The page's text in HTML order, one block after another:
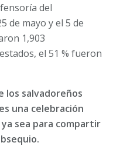
del
de mayo y el 5 de
1,903
el 51 % fueron
los salvadoreños
una celebración
sea para compartir